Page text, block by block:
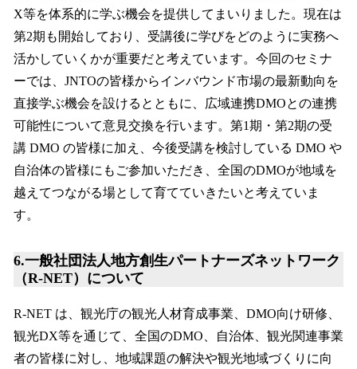
X等を体系的に学ぶ機会を提供してまいりました。現在は
第2期も開始しており、受講後に学びをどのように実務へ
活かしていくかが重要だと考えています。今回のセミナ
ーでは、JNTOの皆様からインバウンド市場の最新動向を
直接学ぶ機会を設けるとともに、広域連携DMOとの連携
可能性について意見交換を行います。第1期・第2期の受
講 DMO の皆様に加え、今後受講を検討している DMO や
自治体の皆様にもご参加いただき、全国のDMOが地域を
越えてつながる場として育てていきたいと考えていま
す。
6.一般社団法人地方創生パートナーズネットワーク
（R-NET）について
R-NET は、観光庁の観光人材育成事業、DMO向け研修、
観光DX等を通じて、全国のDMO、自治体、観光関連事業
者の皆様に対し、地域課題の解決や観光地域づくりに向